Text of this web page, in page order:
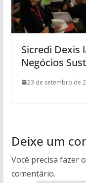
Sicredi Dexis
Negócios
23 de setembro de
Deixe um
Você precisa fazer o
comentário.